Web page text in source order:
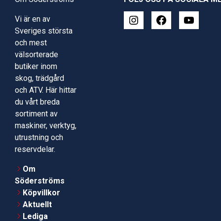
Vi är en av
Sveriges största
och mest
välsorterade
butiker inom
skog, trädgård
och ATV. Här hittar
du vårt breda
sortiment av
maskiner, verktyg,
utrustning och
reservdelar.
Om
Söderströms
Köpvillkor
Aktuellt
Lediga